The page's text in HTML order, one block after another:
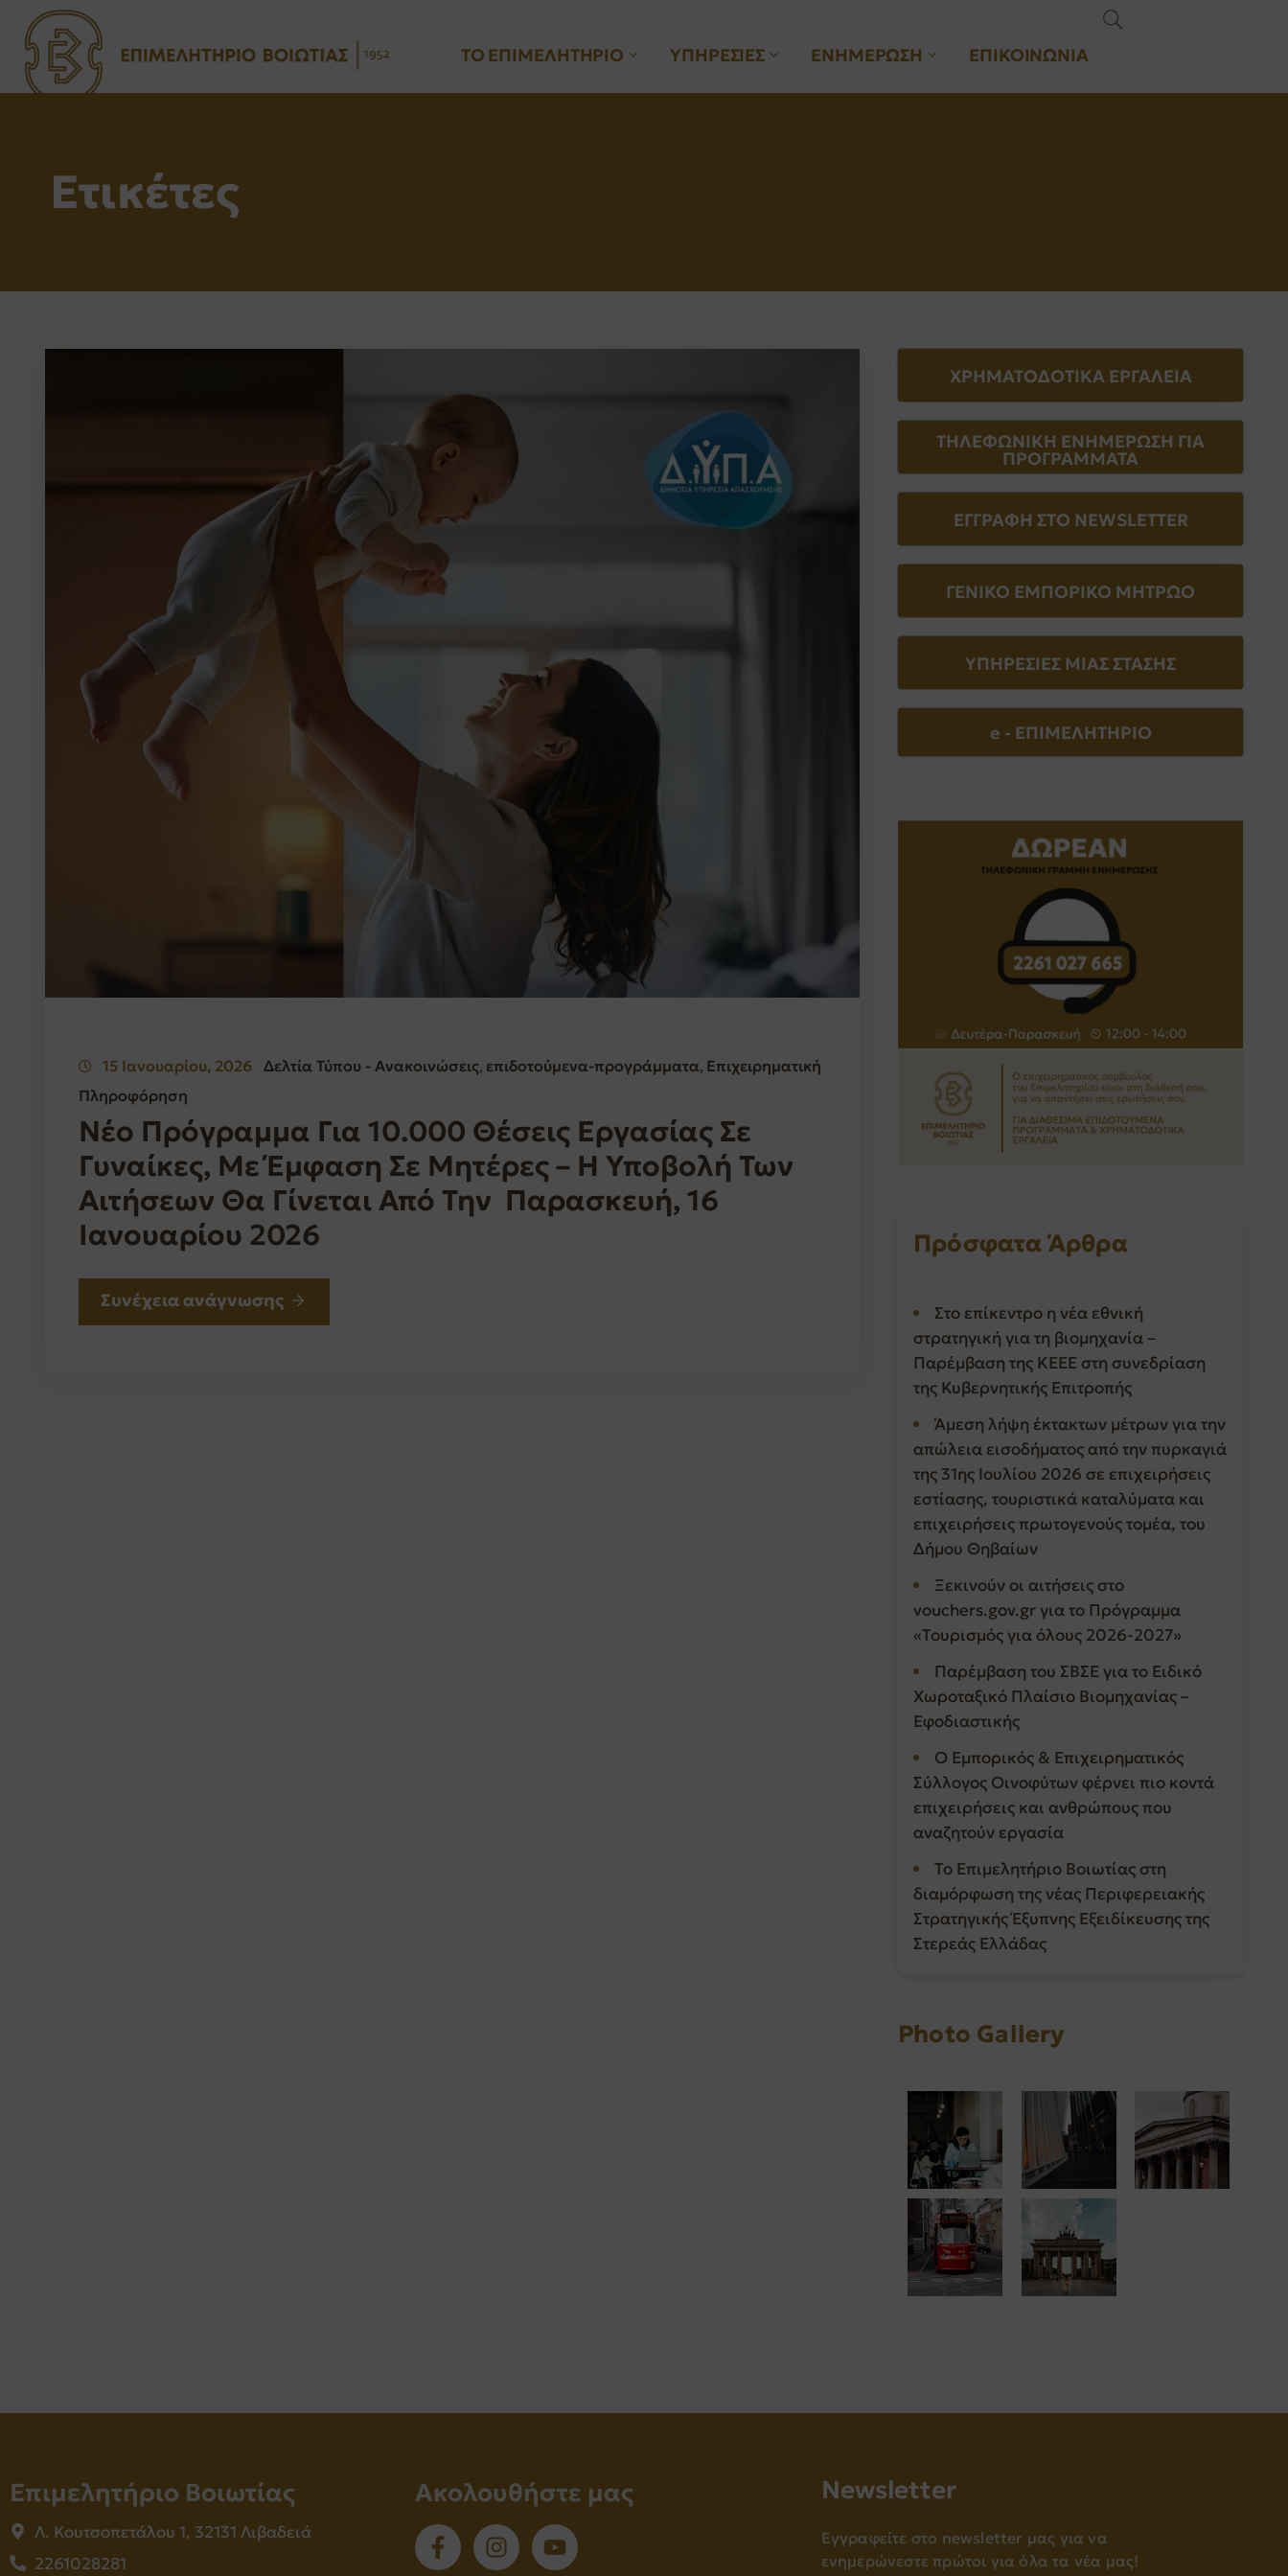
ΤΟ ΕΠΙΜΕΛΗΤΗΡΙΟ ΥΠΗΡΕΣΙΕΣ ΕΝΗΜΕΡΩΣΗ ΕΠΙΚΟΙΝΩΝΙΑ
Ετικέτες
15 Ιανουαρίου, 2026 Δελτία Τύπου - Ανακοινώσεις‚ επιδοτούμενα-προγράμματα‚ Επιχειρηματική
Πληροφόρηση
Νέο Πρόγραμμα Για 10.000 Θέσεις Εργασίας Σε
Γυναίκες, Με Έμφαση Σε Μητέρες – Η Υποβολή Των
Αιτήσεων Θα Γίνεται Από Την Παρασκευή, 16
Ιανουαρίου 2026
Συνέχεια ανάγνωσης
ΧΡΗΜΑΤΟΔΟΤΙΚΑ ΕΡΓΑΛΕΙΑ
ΤΗΛΕΦΩΝΙΚΗ ΕΝΗΜΕΡΩΣΗ ΓΙΑ
ΠΡΟΓΡΑΜΜΑΤΑ
ΕΓΓΡΑΦΗ ΣΤΟ NEWSLETTER
ΓΕΝΙΚΟ ΕΜΠΟΡΙΚΟ ΜΗΤΡΩΟ
ΥΠΗΡΕΣΙΕΣ ΜΙΑΣ ΣΤΑΣΗΣ
e - EΠΙΜΕΛΗΤΗΡΙΟ
Πρόσφατα Άρθρα
Στο επίκεντρο η νέα εθνική
στρατηγική για τη βιομηχανία –
Παρέμβαση της ΚΕΕΕ στη συνεδρίαση
της Κυβερνητικής Επιτροπής
Άμεση λήψη έκτακτων μέτρων για την
απώλεια εισοδήματος από την πυρκαγιά
της 31ης Ιουλίου 2026 σε επιχειρήσεις
εστίασης, τουριστικά καταλύματα και
επιχειρήσεις πρωτογενούς τομέα, του
Δήμου Θηβαίων
Ξεκινούν οι αιτήσεις στο
vouchers.gov.gr για το Πρόγραμμα
«Τουρισμός για όλους 2026-2027»
Παρέμβαση του ΣΒΣΕ για το Ειδικό
Χωροταξικό Πλαίσιο Βιομηχανίας –
Εφοδιαστικής
Ο Εμπορικός & Επιχειρηματικός
Σύλλογος Οινοφύτων φέρνει πιο κοντά
επιχειρήσεις και ανθρώπους που
αναζητούν εργασία
Το Επιμελητήριο Βοιωτίας στη
διαμόρφωση της νέας Περιφερειακής
Στρατηγικής Έξυπνης Εξειδίκευσης της
Στερεάς Ελλάδας
Photo Gallery
Επιμελητήριο Βοιωτίας
Λ. Κουτσοπετάλου 1, 32131 Λιβαδειά
2261028281
Ακολουθήστε μας Νewsletter
Εγγραφείτε στο newsletter μας για να
ενημερώνεστε πρώτοι για όλα τα νέα μας!